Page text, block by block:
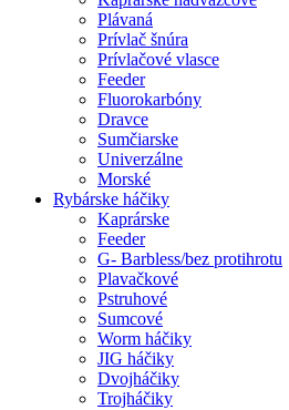
Plávaná
Prívlač šnúra
Prívlačové vlasce
Feeder
Fluorokarbóny
Dravce
Sumčiarske
Univerzálne
Morské
Rybárske háčiky
Kaprárske
Feeder
G- Barbless/bez protihrotu
Plavačkové
Pstruhové
Sumcové
Worm háčiky
JIG háčiky
Dvojháčiky
Trojháčiky